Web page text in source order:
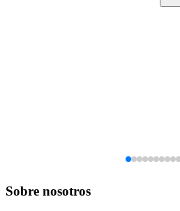
Sobre nosotros